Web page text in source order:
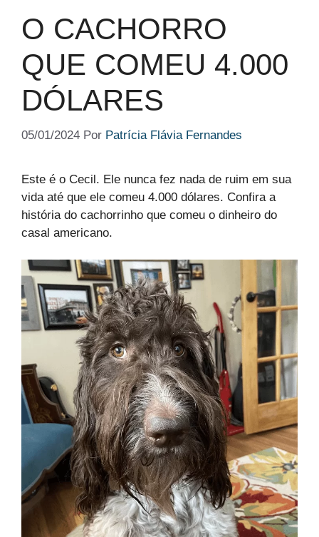
O CACHORRO
QUE COMEU 4.000
DÓLARES
05/01/2024 Por Patrícia Flávia Fernandes
Este é o Cecil. Ele nunca fez nada de ruim em sua
vida até que ele comeu 4.000 dólares. Confira a
história do cachorrinho que comeu o dinheiro do
casal americano.